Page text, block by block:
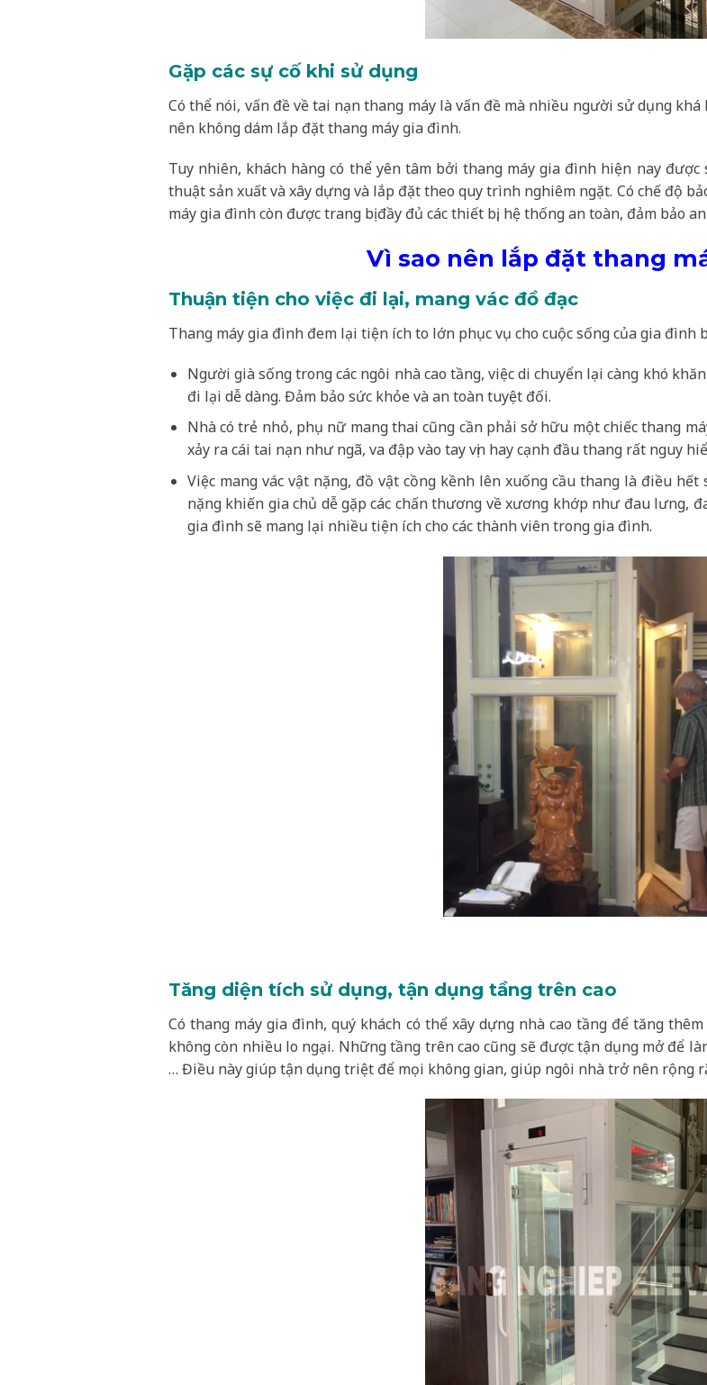
Gặp các sự cố khi sử dụng
Có thể nói, vấn đề về tai nạn thang máy là vấn đề mà nhiều người sử dụng
nên không dám lắp đặt thang máy gia đình.
Tuy nhiên, khách hàng có thể yên tâm bởi thang máy gia đình hiện nay
thuật sản xuất và xây dựng và lắp đặt theo quy trình nghiêm ngặt. Có chế độ
máy gia đình còn được trang bị đầy đủ các thiết bị, hệ thống an toàn, đảm bảo
Vì sao nên lắp đặt thang
Thuận tiện cho việc đi lại, mang vác đồ đạc
Thang máy gia đình đem lại tiện ích to lớn phục vụ cho cuộc sống của gia đình
Người già sống trong các ngôi nhà cao tầng, việc di chuyển lại càng khó
đi lại dễ dàng. Đảm bảo sức khỏe và an toàn tuyệt đối.
Nhà có trẻ nhỏ, phụ nữ mang thai cũng cần phải sở hữu một chiếc thang
xảy ra cái tai nạn như ngã, va đập vào tay vịn hay cạnh đầu thang rất nguy
Việc mang vác vật nặng, đồ vật cồng kềnh lên xuống cầu thang là điều
nặng khiến gia chủ dễ gặp các chấn thương về xương khớp như đau lưng,
gia đình sẽ mang lại nhiều tiện ích cho các thành viên trong gia đình.
Tăng diện tích sử dụng, tận dụng tầng trên cao
Có thang máy gia đình, quý khách có thể xây dựng nhà cao tầng để tăng
không còn nhiều lo ngại. Những tầng trên cao cũng sẽ được tận dụng mở để
… Điều này giúp tận dụng triệt để mọi không gian, giúp ngôi nhà trở nên rộng